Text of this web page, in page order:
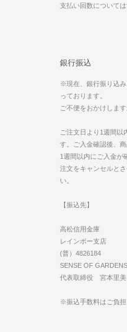
支払い回数について
銀行振込
※現在、銀行振り込
っております。
ご不便をおかけしま
ご注文日より1週間以
す。ご入金確認後、
1週間以内にご入金が
注文をキャンセルと
い。
【振込先】
高松信用金庫
レインボー支店
(普）4826184
SENSE OF GARDENS
代表取締役 宮本里美
※振込手数料はご負担